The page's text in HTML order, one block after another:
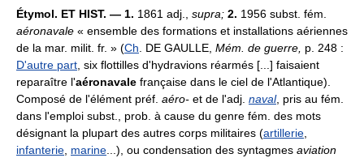
Étymol. ET HIST. — 1. 1861 adj., supra; 2. 1956 subst. fém.
aéronavale « ensemble des formations et installations aériennes
de la mar. milit. fr. » (Ch . DE GAULLE, Mém. de guerre, p. 248 :
D'autre part , six flottilles d'hydravions réarmés [...] faisaient
reparaître l'aéronavale française dans le ciel de l'Atlantique).
Composé de l'élément préf. aéro- et de l'adj. naval, pris au fém.
dans l'emploi subst., prob. à cause du genre fém. des mots
désignant la plupart des autres corps militaires (artillerie
infanterie marine ...), ou condensation des syntagmes aviation